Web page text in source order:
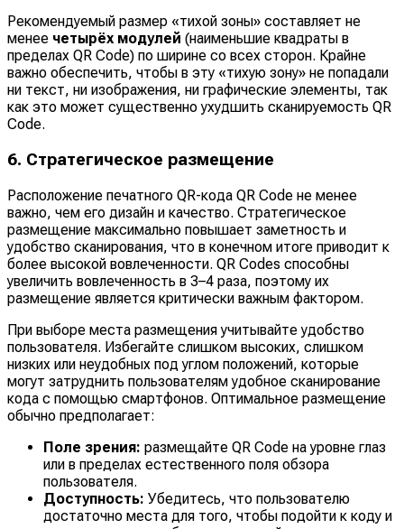
Рекомендуемый размер «тихой зоны» составляет не
менее четырёх модулей (наименьшие квадраты в
пределах QR Code) по ширине со всех сторон. Крайне
важно обеспечить, чтобы в эту «тихую зону» не попадали
ни текст, ни изображения, ни графические элементы, так
как это может существенно ухудшить сканируемость QR
Code.
6. Стратегическое размещение
Расположение печатного QR-кода QR Code не менее
важно, чем его дизайн и качество. Стратегическое
размещение максимально повышает заметность и
удобство сканирования, что в конечном итоге приводит к
более высокой вовлеченности. QR Codes способны
увеличить вовлеченность в 3–4 раза, поэтому их
размещение является критически важным фактором.
При выборе места размещения учитывайте удобство
пользователя. Избегайте слишком высоких, слишком
низких или неудобных под углом положений, которые
могут затруднить пользователям удобное сканирование
кода с помощью смартфонов. Оптимальное размещение
обычно предполагает:
Поле зрения: размещайте QR Code на уровне глаз
или в пределах естественного поля обзора
пользователя.
Доступность: Убедитесь, что пользователю
достаточно места для того, чтобы подойти к коду и